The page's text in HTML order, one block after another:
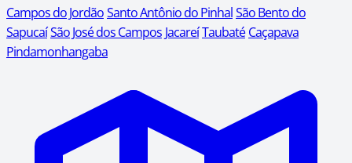
Campos do JordãoSanto Antônio do PinhalSão Bento do
SapucaíSão José dos Campos JacareíTaubaté Caçapava
Pindamonhangaba